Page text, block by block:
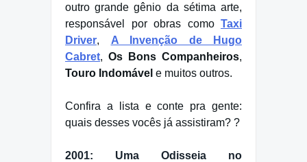
outro grande gênio da sétima arte,
responsável por obras como Taxi
Driver, A Invenção de Hugo
Cabret, Os Bons Companheiros,
Touro Indomável e muitos outros.
Confira a lista e conte pra gente:
quais desses vocês já assistiram? ?
2001: Uma Odisseia no